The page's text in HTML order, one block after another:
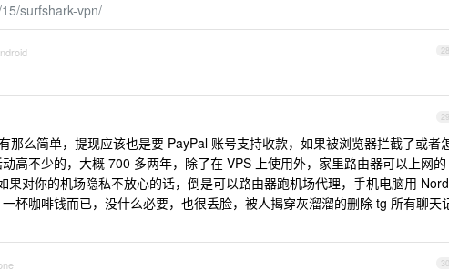
surfshark-vpn/
28
29
那么简单，提现应该也是要 PayPal 账号支持收款，如果被浏览器拦截了或者
高不少的，大概 700 多两年，除了在 VPS 上使用外，家里路由器可以上网的
果对你的机场隐私不放心的话，倒是可以路由器跑机场代理，手机电脑用 Nord
杯咖啡钱而已，没什么必要，也很丢脸，被人揭穿灰溜溜的删除 tg 所有聊天
30